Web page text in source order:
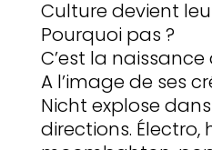
Culture devient
Pourquoi pas ?
C’est la naissance
A l’image de ses
Nicht explose
directions.